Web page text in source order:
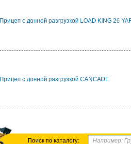
Прицеп с донной разгрузкой LOAD KING 26
Прицеп с донной разгрузкой CANCADE
Поиск по каталогу: